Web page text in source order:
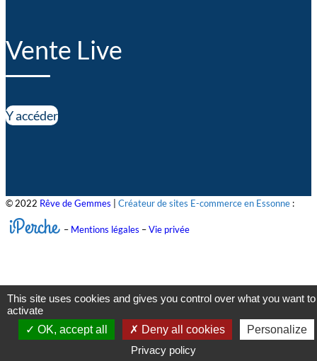
Vente Live
Y accéder
© 2022 Rêve de Gemmes Créateur de sites E-commerce en Essonne :
iPerche – Mentions légales –Vie privée
This site uses cookies and gives you control over what you want to
activate
OK, accept all
Deny all cookies
Personalize
Privacy policy